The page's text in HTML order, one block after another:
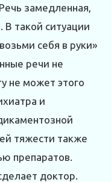
замедленная,
такой ситуации
себя в руки»
речи не
не может этого
и
тяжести также
препаратов.
доктор.